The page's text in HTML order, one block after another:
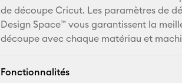
de découpe Cricut. Les paramètres de
Design Space™ vous garantissent la
découpe avec chaque matériau et
Fonctionnalités